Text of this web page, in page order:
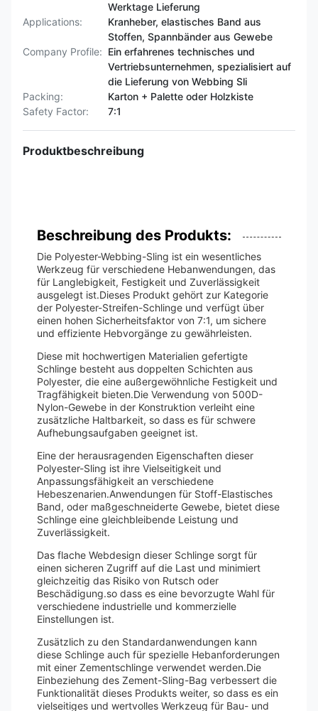
Werktage Lieferung
Applications:
Kranheber, elastisches Band aus
Stoffen, Spannbänder aus Gewebe
Company Profile: Ein erfahrenes technisches und
Vertriebsunternehmen, spezialisiert auf
die Lieferung von Webbing Sli
Packing:
Karton + Palette oder Holzkiste
Safety Factor:
7:1
Produktbeschreibung
Beschreibung des Produkts:
Die Polyester-Webbing-Sling ist ein wesentliches
Werkzeug für verschiedene Hebanwendungen, das
für Langlebigkeit, Festigkeit und Zuverlässigkeit
ausgelegt ist.Dieses Produkt gehört zur Kategorie
der Polyester-Streifen-Schlinge und verfügt über
einen hohen Sicherheitsfaktor von 7:1, um sichere
und effiziente Hebvorgänge zu gewährleisten.
Diese mit hochwertigen Materialien gefertigte
Schlinge besteht aus doppelten Schichten aus
Polyester, die eine außergewöhnliche Festigkeit und
Tragfähigkeit bieten.Die Verwendung von 500D-
Nylon-Gewebe in der Konstruktion verleiht eine
zusätzliche Haltbarkeit, so dass es für schwere
Aufhebungsaufgaben geeignet ist.
Eine der herausragenden Eigenschaften dieser
Polyester-Sling ist ihre Vielseitigkeit und
Anpassungsfähigkeit an verschiedene
Hebeszenarien.Anwendungen für Stoff-Elastisches
Band, oder maßgeschneiderte Gewebe, bietet diese
Schlinge eine gleichbleibende Leistung und
Zuverlässigkeit.
Das flache Webdesign dieser Schlinge sorgt für
einen sicheren Zugriff auf die Last und minimiert
gleichzeitig das Risiko von Rutsch oder
Beschädigung.so dass es eine bevorzugte Wahl für
verschiedene industrielle und kommerzielle
Einstellungen ist.
Zusätzlich zu den Standardanwendungen kann
diese Schlinge auch für spezielle Hebanforderungen
mit einer Zementschlinge verwendet werden.Die
Einbeziehung des Zement-Sling-Bag verbessert die
Funktionalität dieses Produkts weiter, so dass es ein
vielseitiges und wertvolles Werkzeug für Bau- und